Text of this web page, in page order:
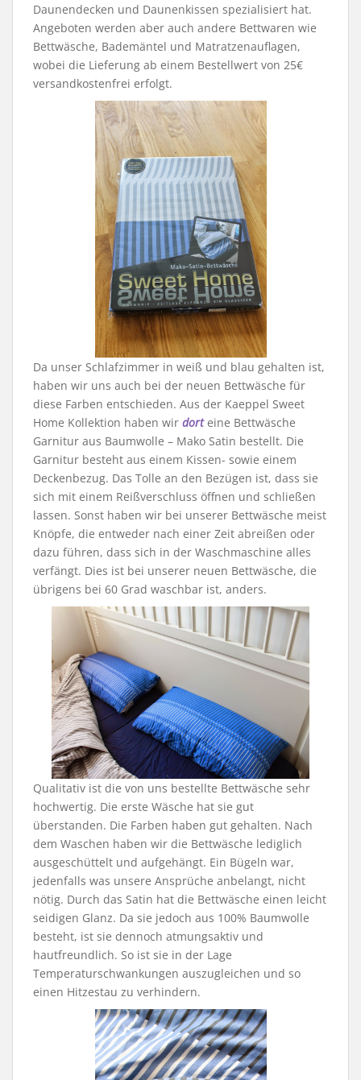
Daunendecken und Daunenkissen spezialisiert hat.
Angeboten werden aber auch andere Bettwaren wie
Bettwäsche, Bademäntel und Matratzenauflagen,
wobei die Lieferung ab einem Bestellwert von 25€
versandkostenfrei erfolgt.
Da unser Schlafzimmer in weiß und blau gehalten ist,
haben wir uns auch bei der neuen Bettwäsche für
diese Farben entschieden. Aus der Kaeppel Sweet
Home Kollektion haben wir dorteine Bettwäsche
Garnitur aus Baumwolle – Mako Satin bestellt. Die
Garnitur besteht aus einem Kissen- sowie einem
Deckenbezug. Das Tolle an den Bezügen ist, dass sie
sich mit einem Reißverschluss öffnen und schließen
lassen. Sonst haben wir bei unserer Bettwäsche meist
Knöpfe, die entweder nach einer Zeit abreißen oder
dazu führen, dass sich in der Waschmaschine alles
verfängt. Dies ist bei unserer neuen Bettwäsche, die
übrigens bei 60 Grad waschbar ist, anders.
Qualitativ ist die von uns bestellte Bettwäsche sehr
hochwertig. Die erste Wäsche hat sie gut
überstanden. Die Farben haben gut gehalten. Nach
dem Waschen haben wir die Bettwäsche lediglich
ausgeschüttelt und aufgehängt. Ein Bügeln war,
jedenfalls was unsere Ansprüche anbelangt, nicht
nötig. Durch das Satin hat die Bettwäsche einen leicht
seidigen Glanz. Da sie jedoch aus 100% Baumwolle
besteht, ist sie dennoch atmungsaktiv und
hautfreundlich. So ist sie in der Lage
Temperaturschwankungen auszugleichen und so
einen Hitzestau zu verhindern.